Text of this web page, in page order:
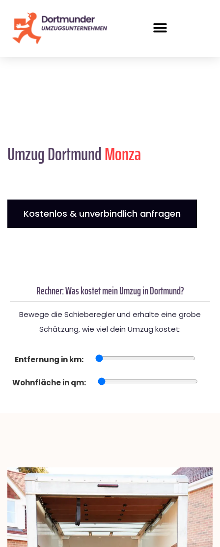
Umzug DortmundMonza
Kostenlos & unverbindlich anfragen
Rechner: Was kostet mein Umzug in Dortmund?
Bewege die Schieberegler und erhalte eine grobe
Schätzung, wie viel dein Umzug kostet:
Entfernung in km:
Wohnfläche in qm: